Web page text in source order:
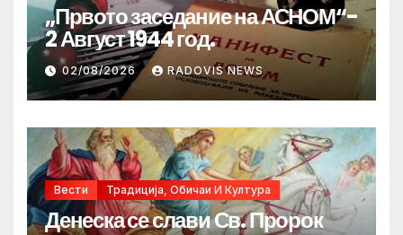
„Првото заседание на АСНОМ“-
2 Август 1944 год.
02/08/2026 RADOVIS NEWS
Вести Традиција, Обичаи И Култура
Денеска се слави Св. Пророк